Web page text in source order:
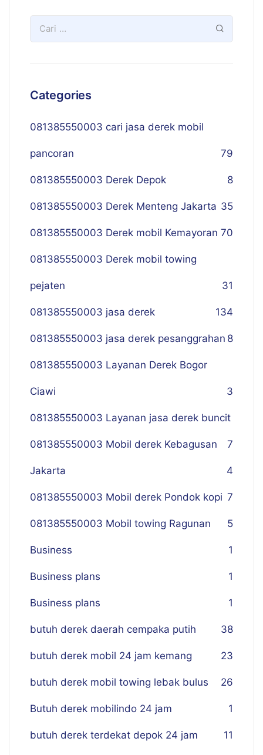
Categories
081385550003 cari jasa derek mobil
pancoran 79
081385550003 Derek Depok 8
081385550003 Derek Menteng Jakarta 35
081385550003 Derek mobil Kemayoran 70
081385550003 Derek mobil towing
pejaten 31
081385550003 jasa derek 134
081385550003 jasa derek pesanggrahan 8
081385550003 Layanan Derek Bogor
Ciawi 3
081385550003 Layanan jasa derek buncit
7
081385550003 Mobil derek Kebagusan
Jakarta 4
081385550003 Mobil derek Pondok kopi 7
081385550003 Mobil towing Ragunan 5
Business 1
Business plans 1
Business plans 1
butuh derek daerah cempaka putih 38
butuh derek mobil 24 jam kemang 23
butuh derek mobil towing lebak bulus 26
Butuh derek mobilindo 24 jam 1
butuh derek terdekat depok 24 jam 11